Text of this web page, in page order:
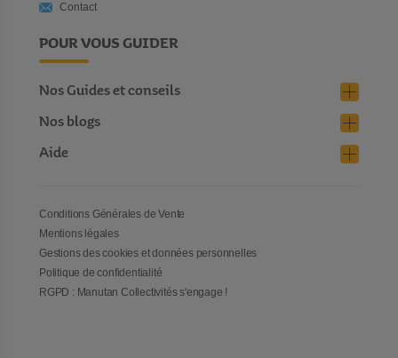
Contact
POUR VOUS GUIDER
Nos Guides et conseils
Nos blogs
Aide
Conditions Générales de Vente
Mentions légales
Gestions des cookies et données personnelles
Politique de confidentialité
RGPD : Manutan Collectivités s'engage !